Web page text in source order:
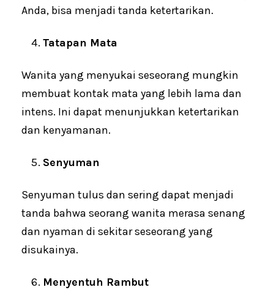
Anda, bisa menjadi tanda ketertarikan.
Tatapan Mata
Wanita yang menyukai seseorang mungkin
membuat kontak mata yang lebih lama dan
intens. Ini dapat menunjukkan ketertarikan
dan kenyamanan.
Senyuman
Senyuman tulus dan sering dapat menjadi
tanda bahwa seorang wanita merasa senang
dan nyaman di sekitar seseorang yang
disukainya.
Menyentuh Rambut